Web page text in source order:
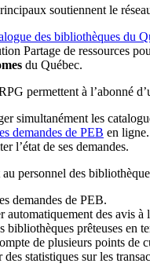
soutiennent le
des bibliothèques du
Partage de ressources
du Québec.
permettent à l’abonné
simultanément les
demandes de PEB en ligne.
l’état de ses demandes.
personnel des
demandes de PEB.
automatiquement des avis à
bibliothèques prêteuses en
de plusieurs points de
des statistiques sur les